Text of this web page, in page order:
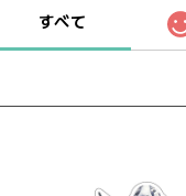
すべて